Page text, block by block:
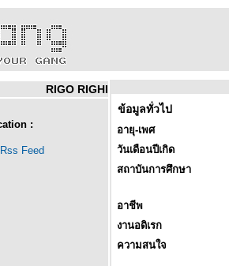
RIGO RIGHI
:
Rss Feed
ข้อมูลทั่วไป
อายุ-เพศ
วันเดือนปีเกิด
สถาบันการศึกษา
อาชีพ
งานอดิเรก
ความสนใจ